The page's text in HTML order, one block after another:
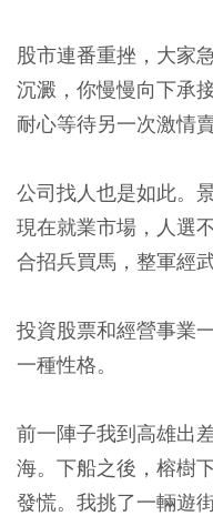
股市連番重挫，大家
沉澱，你慢慢向下承
耐心等待另一次激情賣
公司找人也是如此。
現在就業市場，人選
合招兵買馬，整軍經武
投資股票和經營事業
一種性格。
前一陣子我到高雄出
海。下船之後，榕樹
發慌。我挑了一輛遊